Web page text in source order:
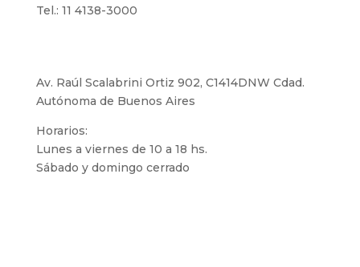
Tel.: 11 4138-3000
Av. Raúl Scalabrini Ortiz 902, C1414DNW Cdad.
Autónoma de Buenos Aires
Horarios:
Lunes a viernes de 10 a 18 hs.
Sábado y domingo cerrado